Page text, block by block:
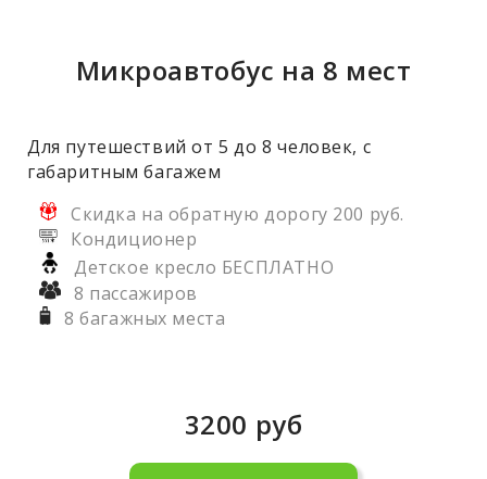
Микроавтобус на 8 мест
Для путешествий от 5 до 8 человек, с
габаритным багажем
Скидка на обратную дорогу 200 руб.
Кондиционер
Детское кресло БЕСПЛАТНО
8 пассажиров
8 багажных места
3200 руб